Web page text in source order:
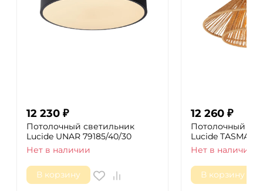
12 230 ₽
Потолочный светильник
Lucide UNAR 79185/40/30
Нет в наличии
В корзину
12 260 ₽
Потолочный
Lucide TASMAN
Нет в наличии
В корзину